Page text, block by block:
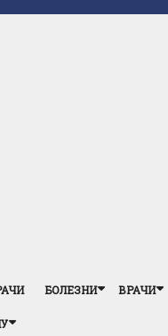
БОЛЕЗНИ ВРАЧИ